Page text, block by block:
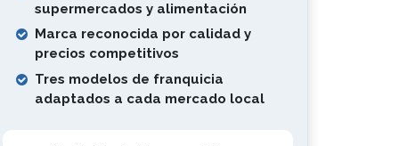
supermercados y alimentación
Marca reconocida por calidad y
precios competitivos
Tres modelos de franquicia
adaptados a cada mercado local